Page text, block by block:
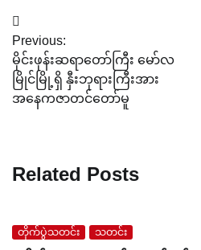
Post
navigation
Previous:
မိုင်းဖုန်းဆရာတော်ကြီး မော်လ
မြိုင်မြို့ရှိ နှီးဘုရားကြီးအား
အနေကဇာတင်တော်မူ
Related Posts
တိုက်ပွဲသတင်း သတင်း